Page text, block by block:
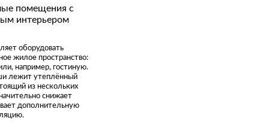
помещения с
интерьером
оборудовать
жилое пространство:
например, гостиную.
лежит утеплённый
из нескольких
снижает
дополнительную